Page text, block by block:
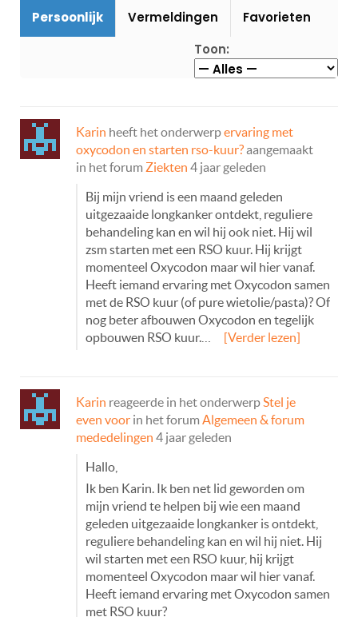
Persoonlijk Vermeldingen
Favorieten
Toon:
Karin heeft het onderwerpervaring met
oxycodon en starten rso-kuur?aangemaakt
in het forum Ziekten 4 jaar geleden
Bij mijn vriend is een maand geleden
uitgezaaide longkanker ontdekt, reguliere
behandeling kan en wil hij ook niet. Hij wil
zsm starten met een RSO kuur. Hij krijgt
momenteel Oxycodon maar wil hier vanaf.
Heeft iemand ervaring met Oxycodon samen
met de RSO kuur (of pure wietolie/pasta)? Of
nog beter afbouwen Oxycodon en tegelijk
opbouwen RSO kuur.…
[Verder lezen]
Karin reageerde in het onderwerp Stel je
even voor in het forum Algemeen & forum
mededelingen 4 jaar geleden
Hallo,
Ik ben Karin. Ik ben net lid geworden om
mijn vriend te helpen bij wie een maand
geleden uitgezaaide longkanker is ontdekt,
reguliere behandeling kan en wil hij niet. Hij
wil starten met een RSO kuur, hij krijgt
momenteel Oxycodon maar wil hier vanaf.
Heeft iemand ervaring met Oxycodon samen
met RSO kuur?